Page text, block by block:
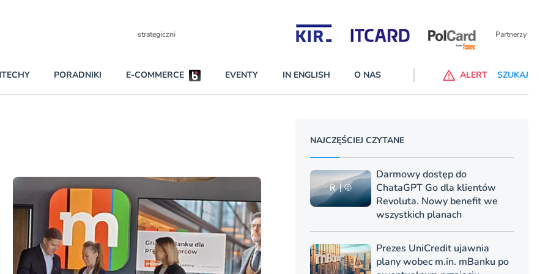
Partnerzy wspierający
PRAWO
RAPORTY SPECJALNE
W najniższych planach – Standard i Plus – z usługi będzie można korzsytać za
darmo przez trzy miesiące
Czytaj więcej
PORADNIKI E-COMMERCE EVENTY IN ENGLISH O NAS ALERT SZUKAJ
NAJCZĘŚCIEJ CZYTANE
Darmowy dostęp do
ChataGPT Go dla klientów
Revoluta. Nowy benefit we
wszystkich planach
Prezes UniCredit ujawnia
plany wobec m.in. mBanku po